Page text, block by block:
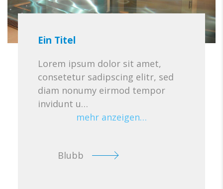
Ein Titel
Lorem ipsum dolor sit amet,
consetetur sadipscing elitr, sed
diam nonumy eirmod tempor
invidunt u…
mehr anzeigen…
Blubb